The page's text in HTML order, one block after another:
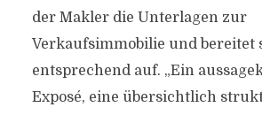
der Makler die Unterlagen zur
Verkaufsimmobilie und bereitet
entsprechend auf. „Ein
Exposé, eine übersichtlich